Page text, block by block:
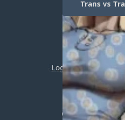
Trans vs
Post a
Loginorregister to
Добавить
Оставить